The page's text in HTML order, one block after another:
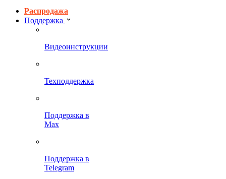
Распродажа
Поддержка
Видеоинструкции
Техподдержка
Поддержка в
Max
Поддержка в
Telegram